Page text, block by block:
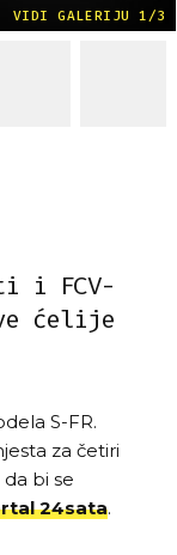
VIDI GALERIJU 1/3
i FCV-
ćelije
S-FR.
za četiri
bi se
24sata.